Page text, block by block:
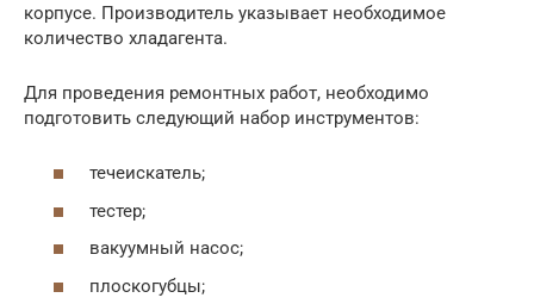
корпусе. Производитель указывает необходимое
количество хладагента.
Для проведения ремонтных работ, необходимо
подготовить следующий набор инструментов:
течеискатель;
тестер;
вакуумный насос;
плоскогубцы;